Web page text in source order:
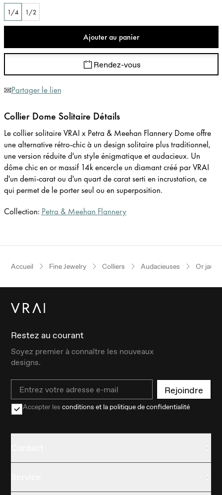
1/4 1/2
Ajouter au panier
Rendez-vous
Partager le lien
Collier Dome Solitaire Détails
Le collier solitaire VRAI x Petra & Meehan Flannery Dome offre
une alternative rétro-chic à un design solitaire plus traditionnel,
une version réduite d'un style énigmatique et audacieux. Un
dôme chic en or massif 14k encercle un diamant créé par VRAI
d'un demi-carat ou d'un quart de carat serti en incrustation, ce
qui permet de le porter seul ou en superposition.
Collection: Petra & Meehan Flannery
Accueil Fine Jewelry Colliers Audacieuses Or jaune
Restez au courant
Soyez premier à connaître les nouveaux
designs.
Email Rejoindre
Accepter lesconditions et la politique de confidentialité